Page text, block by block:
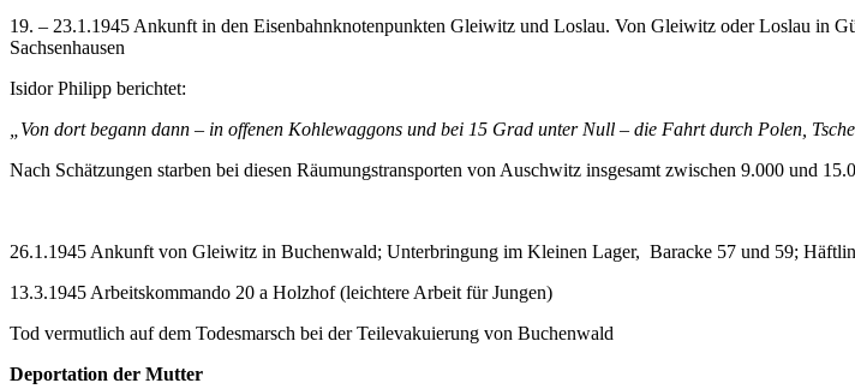
19. – 23.1.1945 Ankunft in den Eisenbahnknotenpunkten Gleiwitz und Loslau. Von Gleiwitz oder Loslau in
Sachsenhausen
Isidor Philipp berichtet:
„Von dort begann dann – in offenen Kohlewaggons und bei 15 Grad unter Null – die Fahrt durch Polen,
Nach Schätzungen starben bei diesen Räumungstransporten von Auschwitz insgesamt zwischen 9.000 und
26.1.1945 Ankunft von Gleiwitz in Buchenwald; Unterbringung im Kleinen Lager, Baracke 57 und 59;
13.3.1945 Arbeitskommando 20 a Holzhof (leichtere Arbeit für Jungen)
Tod vermutlich auf dem Todesmarsch bei der Teilevakuierung von Buchenwald
Deportation der Mutter